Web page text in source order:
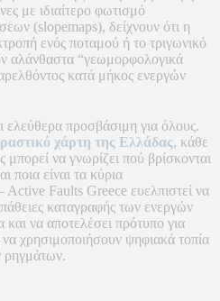
με ιδιαίτερο φωτισμό
(slopemaps), δείχνουν ότι η
ενός ποταμού ή το τριγωνικό
αλάνθαστα “γεωμορφολογικά
κατά μήκος ενεργών
προσβάσιμη για όλους.
χάρτη της Ελλάδας, κάθε
μπορεί να γνωρίζει πού βρίσκονται
ποια είναι τα κύρια
Faults Greece ευελπιστεί να
καταγραφής των ενεργών
να αποτελέσει πρότυπο για
χρησιμοποιήσουν ψηφιακά τοπία
ρηγμάτων.